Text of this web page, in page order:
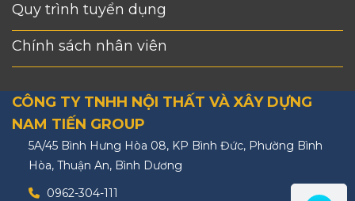
Quy trình tuyển dụng
Chính sách nhân viên
CÔNG TY TNHH NỘI THẤT VÀ XÂY DỰNG
NAM TIẾN GROUP
5A/45 Bình Hưng Hòa 08, KP Bình Đức, Phường Bình
Hòa, Thuận An, Bình Dương
0962-304-111